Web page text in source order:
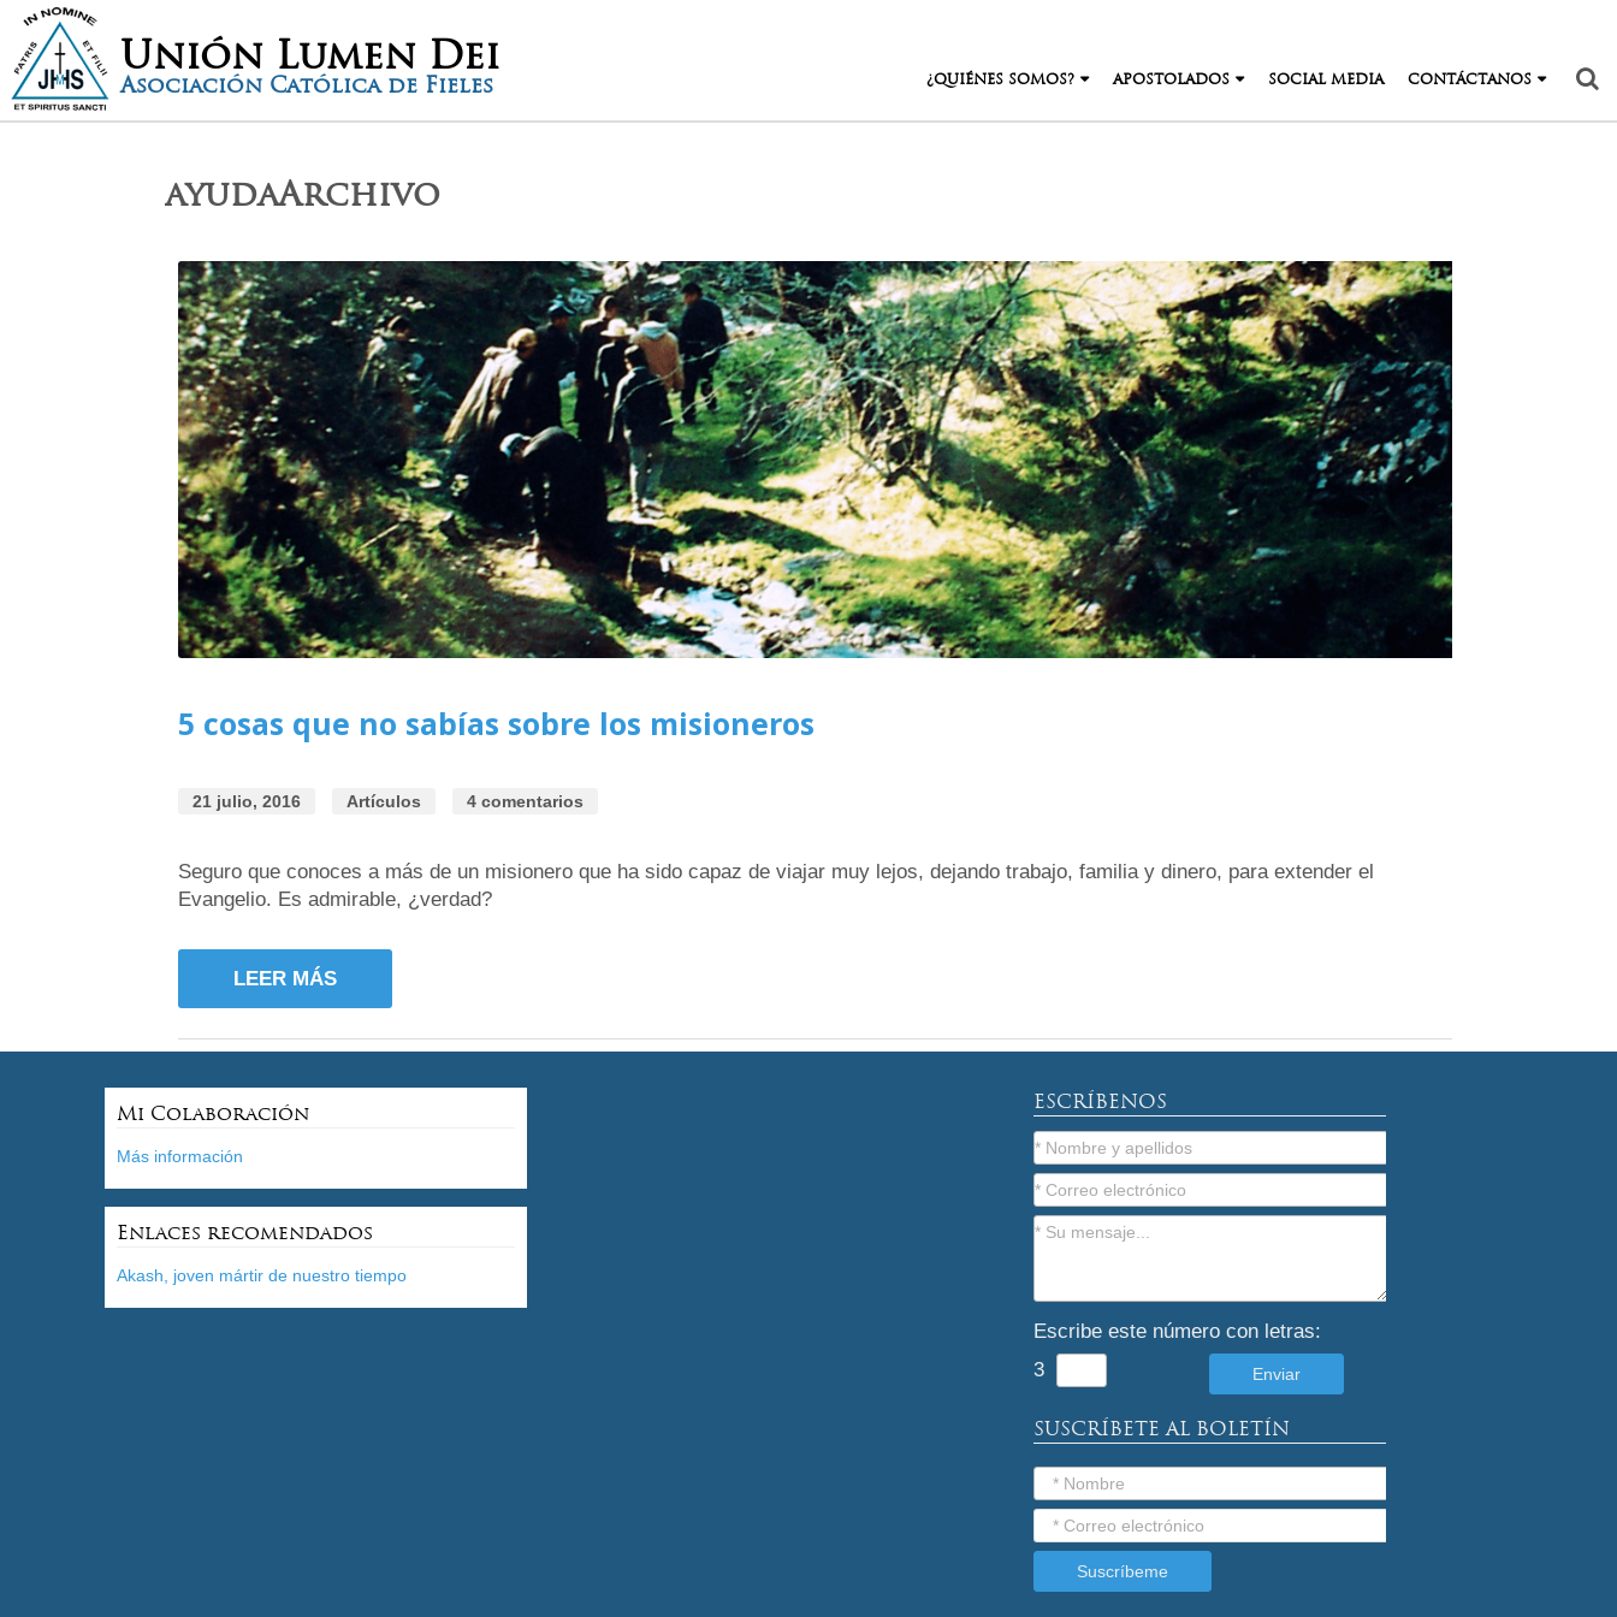
Unión Lumen Dei
Asociación Católica de Fieles ¿QUIÉNES SOMOS? APOSTOLADOS SOCIAL MEDIA CONTÁCTANOS
ayudaArchivo
5 cosas que no sabías sobre los misioneros
21 julio, 2016 Artículos 4 comentarios
Seguro que conoces a más de un misionero que ha sido capaz de viajar muy lejos, dejando trabajo, familia y dinero, para extender el
Evangelio. Es admirable, ¿verdad?
LEER MÁS
Mi Colaboración
Más información
Enlaces recomendados
Akash, joven mártir de nuestro tiempo
ESCRÍBENOS
Escribe este número con letras:
3
SUSCRÍBETE AL BOLETÍN